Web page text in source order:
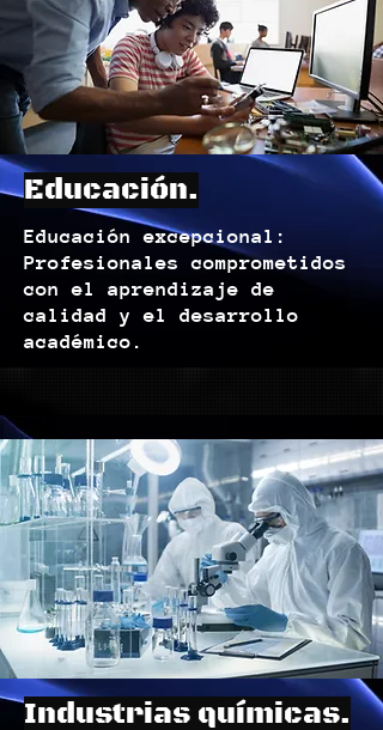
Educación.
Educación excepcional:
Profesionales comprometidos
con el aprendizaje de
calidad y el desarrollo
académico.
Industrias químicas.